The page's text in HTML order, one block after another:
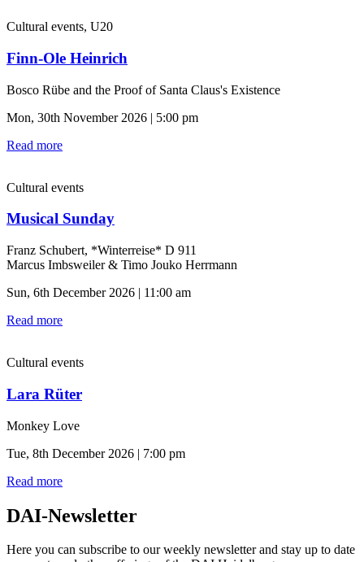
Cultural events, U20
Finn-Ole Heinrich
Bosco Rübe and the Proof of Santa Claus's Existence
Mon, 30th November 2026 | 5:00 pm
Read more
Cultural events
Musical Sunday
Franz Schubert, *Winterreise* D 911
Marcus Imbsweiler & Timo Jouko Herrmann
Sun, 6th December 2026 | 11:00 am
Read more
Cultural events
Lara Rüter
Monkey Love
Tue, 8th December 2026 | 7:00 pm
Read more
DAI-Newsletter
Here you can subscribe to our weekly newsletter and stay up to date